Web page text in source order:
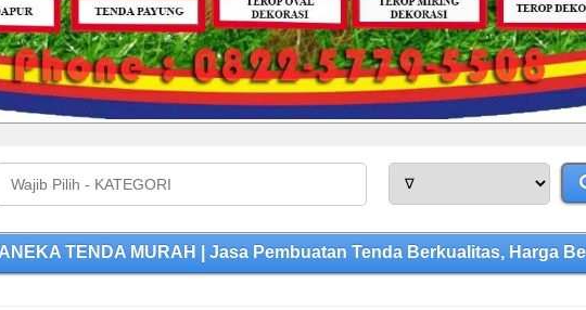
TENDA MURAH | Jasa Pembuatan Tenda Berkualitas, Harga